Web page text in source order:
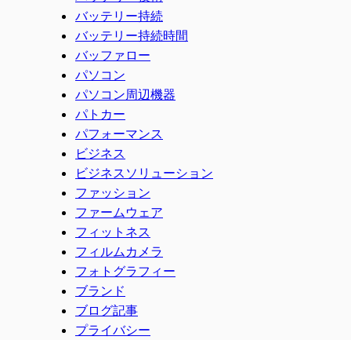
バッテリー持続
バッテリー持続時間
バッファロー
パソコン
パソコン周辺機器
パトカー
パフォーマンス
ビジネス
ビジネスソリューション
ファッション
ファームウェア
フィットネス
フィルムカメラ
フォトグラフィー
ブランド
ブログ記事
プライバシー